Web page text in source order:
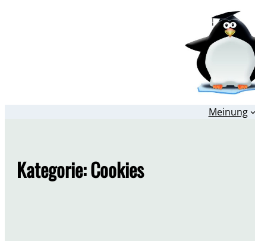
Meinung
Kategorie:Cookies